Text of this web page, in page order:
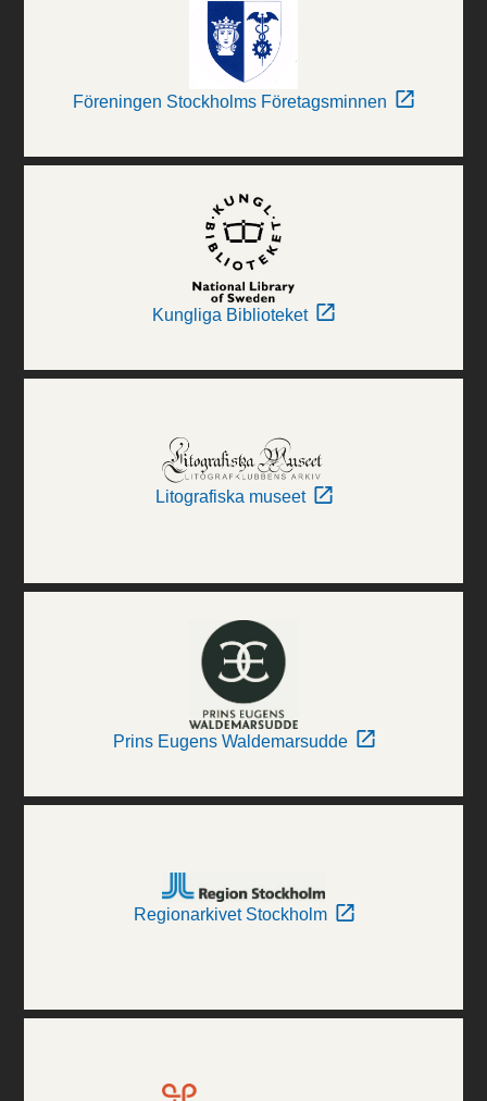
Föreningen Stockholms Företagsminnen
Kungliga Biblioteket
Litografiska museet
Prins Eugens Waldemarsudde
Regionarkivet Stockholm